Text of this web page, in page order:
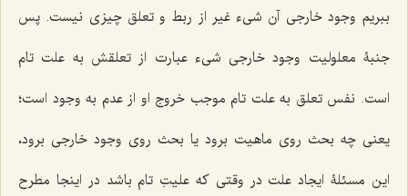
ببریم وجود خارجی آن شیء غیر از ربط و تعلق چیزی نیست. پس
جنبۀ معلولیت وجود خارجی شیء عبارت از تعلقش به علت تام
است. نفس تعلق به علت تام موجب خروج او از عدم به وجود است؛
یعنی چه بحث روی ماهیت برود یا بحث روی وجود خارجی برود،
این مسئلۀ ایجاد علت در وقتی که علیتِ تام باشد در اینجا مطرح